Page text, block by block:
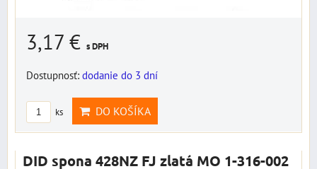
3,17 € s DPH
Dostupnosť: dodanie do 3 dní
ks DO KOŠÍKA
DID spona 428NZ FJ zlatá MO 1-316-002